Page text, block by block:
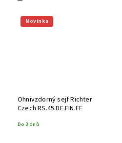
Novinka
Ohnivzdorný sejf Richter
Czech RS.45.DE.FIN.FF
Do 3 dnů